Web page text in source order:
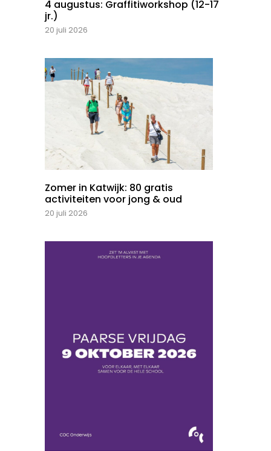
4 augustus: Graffitiworkshop (12-17
jr.)
20 juli 2026
Zomer in Katwijk: 80 gratis
activiteiten voor jong & oud
20 juli 2026